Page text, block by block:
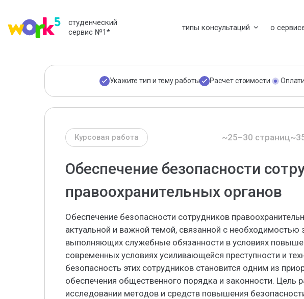
студенческий
сервис №1* типы консультаций о
Укажите тип и тему работы Расчет стоимости
Курсовая работа ~25–30 страниц
Обеспечение безопасности
правоохранительных органов
Обеспечение безопасности сотрудников
актуальной и важной темой, связанной с необходимостью
выполняющих служебные обязанности в условиях
современных условиях усиливающейся преступности и
безопасность этих сотрудников становится одним из
обеспечения общественного порядка и законности. Цель
исследовании методов и средств повышения